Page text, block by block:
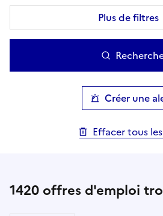
Plus de filtres
Créer une
Effacer tous
1420 offres d'emploi